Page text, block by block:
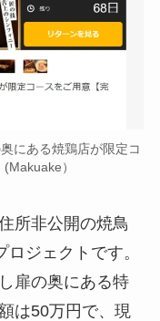
にある焼鶏店が限定コ
）
所非公開の焼鳥
ジェクトです。
扉の奥にある特
は50万円で、現